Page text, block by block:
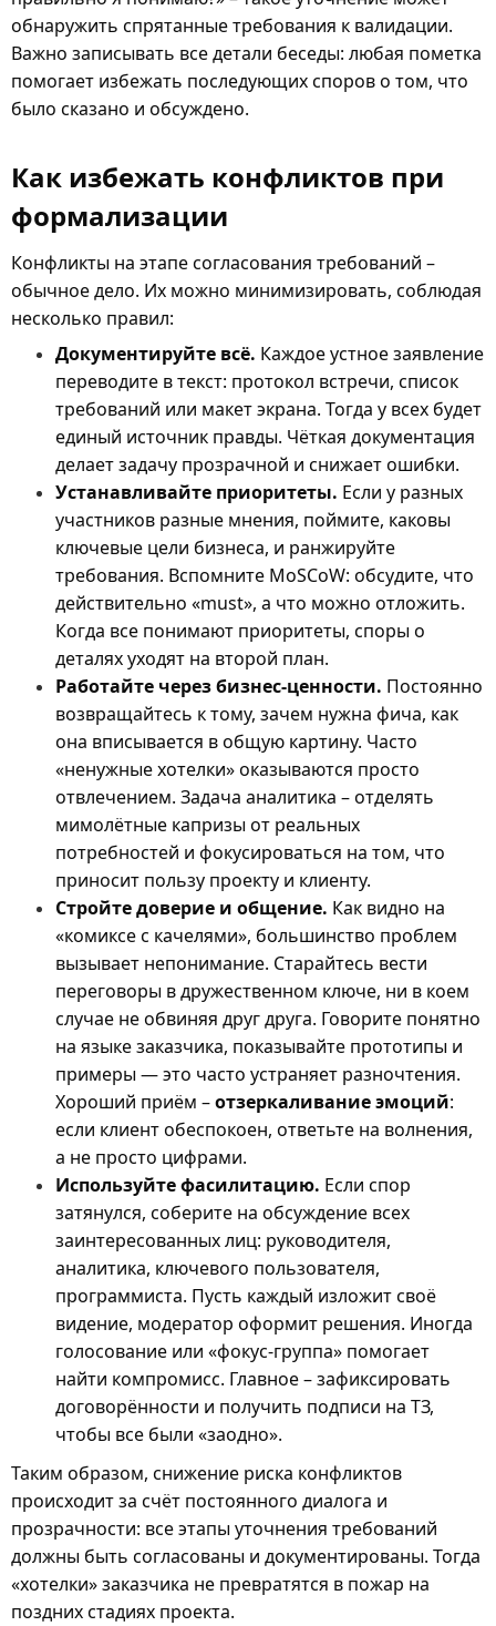
обнаружить спрятанные требования к валидации.
Важно записывать все детали беседы: любая пометка
помогает избежать последующих споров о том, что
было сказано и обсуждено.
Как избежать конфликтов при
формализации
Конфликты на этапе согласования требований –
обычное дело. Их можно минимизировать, соблюдая
несколько правил:
Документируйте всё. Каждое устное заявление
переводите в текст: протокол встречи, список
требований или макет экрана. Тогда у всех будет
единый источник правды. Чёткая документация
делает задачу прозрачной и снижает ошибки.
Устанавливайте приоритеты. Если у разных
участников разные мнения, поймите, каковы
ключевые цели бизнеса, и ранжируйте
требования. Вспомните MoSCoW: обсудите, что
действительно «must», а что можно отложить.
Когда все понимают приоритеты, споры о
деталях уходят на второй план.
Работайте через бизнес-ценности. Постоянно
возвращайтесь к тому, зачем нужна фича, как
она вписывается в общую картину. Часто
«ненужные хотелки» оказываются просто
отвлечением. Задача аналитика – отделять
мимолётные капризы от реальных
потребностей и фокусироваться на том, что
приносит пользу проекту и клиенту.
Стройте доверие и общение. Как видно на
«комиксе с качелями», большинство проблем
вызывает непонимание. Старайтесь вести
переговоры в дружественном ключе, ни в коем
случае не обвиняя друг друга. Говорите понятно
на языке заказчика, показывайте прототипы и
примеры — это часто устраняет разночтения.
Хороший приём –отзеркаливание эмоций:
если клиент обеспокоен, ответьте на волнения,
а не просто цифрами.
Используйте фасилитацию. Если спор
затянулся, соберите на обсуждение всех
заинтересованных лиц: руководителя,
аналитика, ключевого пользователя,
программиста. Пусть каждый изложит своё
видение, модератор оформит решения. Иногда
голосование или «фокус-группа» помогает
найти компромисс. Главное – зафиксировать
договорённости и получить подписи на ТЗ,
чтобы все были «заодно».
Таким образом, снижение риска конфликтов
происходит за счёт постоянного диалога и
прозрачности: все этапы уточнения требований
должны быть согласованы и документированы. Тогда
«хотелки» заказчика не превратятся в пожар на
поздних стадиях проекта.